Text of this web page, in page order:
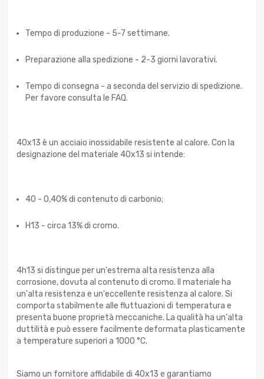
Tempo di produzione - 5-7 settimane.
Preparazione alla spedizione - 2-3 giorni lavorativi.
Tempo di consegna - a seconda del servizio di spedizione.
Per favore consulta le FAQ.
40x13 è un acciaio inossidabile resistente al calore. Con la
designazione del materiale 40x13 si intende:
40 - 0,40% di contenuto di carbonio;
H13 - circa 13% di cromo.
4h13 si distingue per un'estrema alta resistenza alla
corrosione, dovuta al contenuto di cromo. Il materiale ha
un'alta resistenza e un'eccellente resistenza al calore. Si
comporta stabilmente alle fluttuazioni di temperatura e
presenta buone proprietà meccaniche. La qualità ha un'alta
duttilità e può essere facilmente deformata plasticamente
a temperature superiori a 1000 °C.
Siamo un fornitore affidabile di 40x13 e garantiamo